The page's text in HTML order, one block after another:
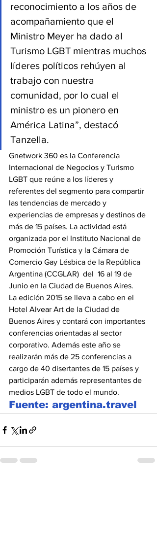
reconocimiento a los años de
acompañamiento que el
Ministro Meyer ha dado al
Turismo LGBT mientras muchos
líderes políticos rehúyen al
trabajo con nuestra
comunidad, por lo cual el
ministro es un pionero en
América Latina”, destacó
Tanzella.
Gnetwork 360 es la Conferencia
Internacional de Negocios y Turismo
LGBT que reúne a los líderes y
referentes del segmento para compartir
las tendencias de mercado y
experiencias de empresas y destinos de
más de 15 países. La actividad está
organizada por el Instituto Nacional de
Promoción Turística y la Cámara de
Comercio Gay Lésbica de la República
Argentina (CCGLAR)  del  16 al 19 de
Junio en la Ciudad de Buenos Aires.
La edición 2015 se lleva a cabo en el
Hotel Alvear Art de la Ciudad de
Buenos Aires y contará con importantes
conferencias orientadas al sector
corporativo. Además este año se
realizarán más de 25 conferencias a
cargo de 40 disertantes de 15 países y
participarán además representantes de
medios LGBT de todo el mundo.
Fuente: argentina.travel